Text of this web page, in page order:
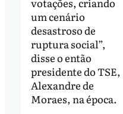
um cenário
desastroso de
ruptura social”,
disse o então
presidente do TSE,
Alexandre de
Moraes, na época.